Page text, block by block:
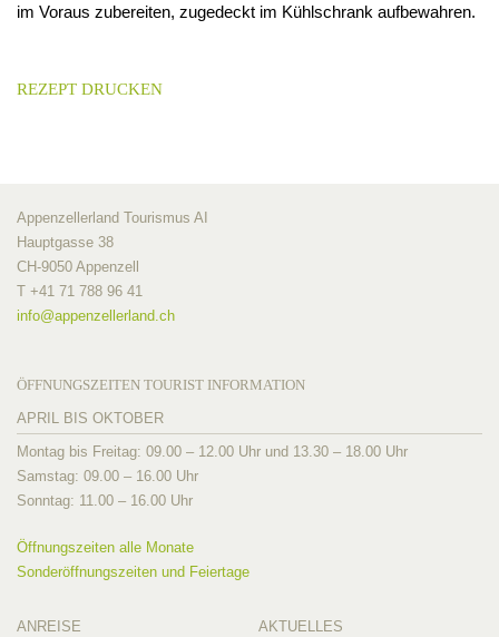
im Voraus zubereiten, zugedeckt im Kühlschrank aufbewahren.
REZEPT DRUCKEN
Appenzellerland Tourismus AI
Hauptgasse 38
CH-9050 Appenzell
T +41 71 788 96 41
info@appenzellerland.ch
ÖFFNUNGSZEITEN TOURIST INFORMATION
APRIL BIS OKTOBER
Montag bis Freitag: 09.00 – 12.00 Uhr und 13.30 – 18.00 Uhr
Samstag: 09.00 – 16.00 Uhr
Sonntag: 11.00 – 16.00 Uhr
Öffnungszeiten alle Monate
Sonderöffnungszeiten und Feiertage
ANREISE
AKTUELLES